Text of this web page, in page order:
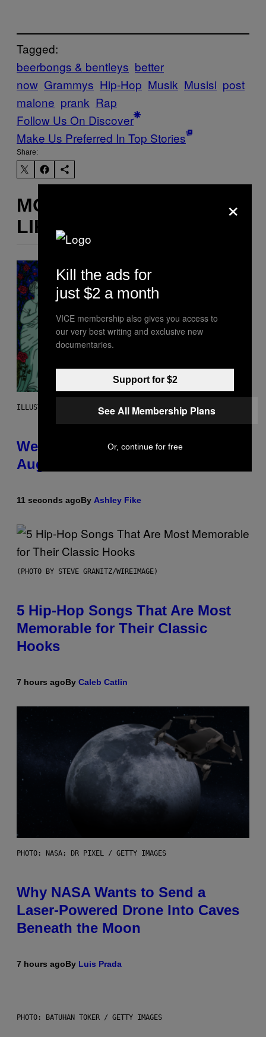
Tagged:
beerbongs & bentleys better
now Grammys Hip-Hop Musik Musisi post
malone prank Rap
Follow Us On Discover
Make Us Preferred In Top Stories
Share:
MORE
LIKE THIS
ILLUSTRATION BY REESA
Weekly Horoscope: August 9-
August 15
11 seconds agoBy Ashley Fike
(PHOTO BY STEVE GRANITZ/WIREIMAGE)
5 Hip-Hop Songs That Are Most
Memorable for Their Classic
Hooks
7 hours agoBy Caleb Catlin
PHOTO: NASA; DR PIXEL / GETTY IMAGES
Why NASA Wants to Send a
Laser-Powered Drone Into Caves
Beneath the Moon
7 hours agoBy Luis Prada
PHOTO: BATUHAN TOKER / GETTY IMAGES
×
Kill the ads for
just $2 a month
VICE membership also gives you access to
our very best writing and exclusive new
documentaries.
Support for $2
See All Membership Plans
Or, continue for free